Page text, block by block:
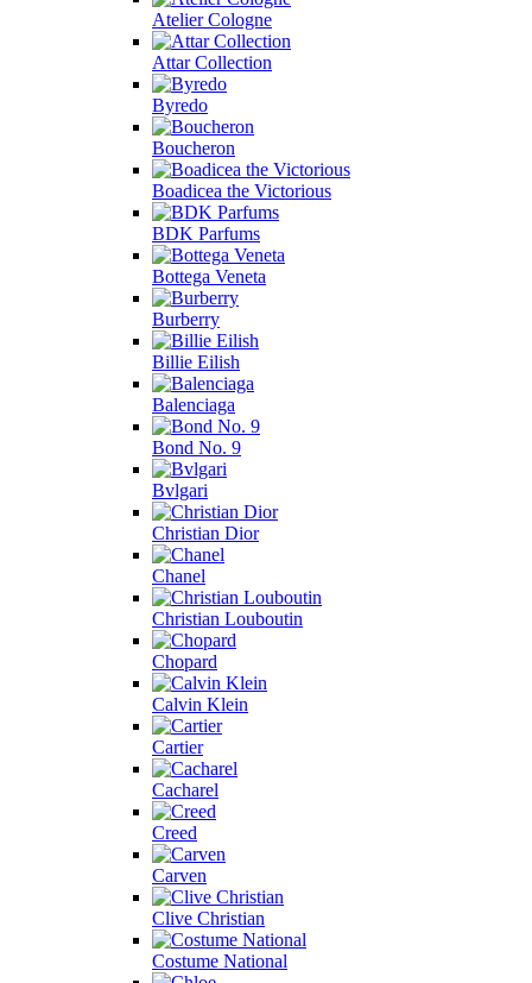
Atelier Cologne
Attar Collection
Byredo
Boucheron
Boadicea the Victorious
BDK Parfums
Bottega Veneta
Burberry
Billie Eilish
Balenciaga
Bond No. 9
Bvlgari
Christian Dior
Chanel
Christian Louboutin
Chopard
Calvin Klein
Cartier
Cacharel
Creed
Carven
Clive Christian
Costume National